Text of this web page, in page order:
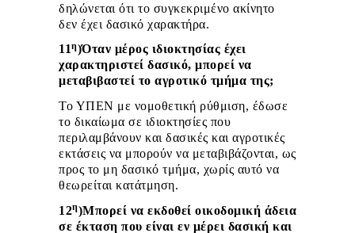
δηλώνεται ότι το συγκεκριμένο ακίνητο
δεν έχει δασικό χαρακτήρα.
11η)Όταν μέρος ιδιοκτησίας έχει
χαρακτηριστεί δασικό, μπορεί να
μεταβιβαστεί το αγροτικό τμήμα της;
Το ΥΠΕΝ με νομοθετική ρύθμιση, έδωσε
το δικαίωμα σε ιδιοκτησίες που
περιλαμβάνουν και δασικές και αγροτικές
εκτάσεις να μπορούν να μεταβιβάζονται, ως
προς το μη δασικό τμήμα, χωρίς αυτό να
θεωρείται κατάτμηση.
12η)Μπορεί να εκδοθεί οικοδομική άδεια
σε έκταση που είναι εν μέρει δασική και